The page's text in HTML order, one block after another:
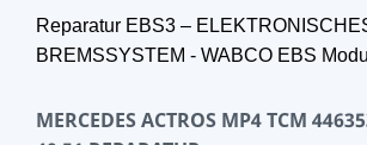
Reparatur EBS3 –
BREMSSYSTEM - WABCO EBS
MERCEDES ACTROS MP4 TCM